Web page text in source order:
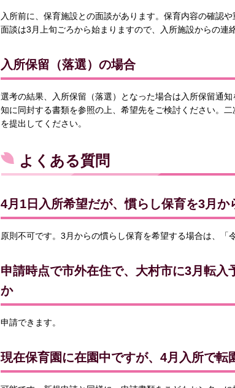
入所前に、保育施設との面談があります。保育内容の確認
面談は3月上旬ごろから始まりますので、入所施設からの連
入所保留（落選）の場合
選考の結果、入所保留（落選）となった場合は入所保留通
知に同封する書類を参照の上、希望先をご検討ください。
を提出してください。
よくある質問
4月1日入所希望だが、慣らし保育を3月
原則不可です。3月からの慣らし保育を希望する場合は、「
申請時点で市外在住で、大村市に3月転
か
申請できます。
現在保育園に在園中ですが、4月入所で転